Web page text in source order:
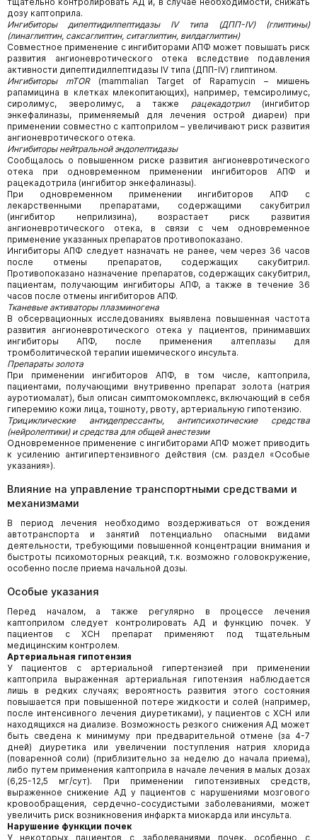
дозу каптоприла.
Ингибиторы дипептидилпептидазы IV типа (ДПП-IV) (глиптины)
(линаглиптин, саксаглиптин, ситаглиптин, вилдаглиптин)
Совместное применение с ингибиторами АПФ может повышать риск
развития ангионевротического отека вследствие подавления
активности дипептидилпептидазы IV типа (ДПП-IV) глиптином.
Ингибиторы mTOR(mammalian Target of Rapamycin – мишень
рапамицина в клетках млекопитающих), например, темсиролимус,
сиролимус, эверолимус, а также рацекадотрил(ингибитор
энкефалиназы, применяемый для лечения острой диареи) при
применении совместно с каптоприлом – увеличивают риск развития
ангионевротического отека.
Ингибиторы нейтральной эндопептидазы
Сообщалось о повышенном риске развития ангионевротического
отека при одновременном применении ингибиторов АПФ и
рацекадотрила (ингибитор энкефалиназы).
При одновременном применении ингибиторов АПФ с
лекарственными препаратами, содержащими сакубитрил
(ингибитор неприлизина), возрастает риск развития
ангионевротического отека, в связи с чем одновременное
применение указанных препаратов противопоказано.
Ингибиторы АПФ следует назначать не ранее, чем через 36 часов
после отмены препаратов, содержащих сакубитрил.
Противопоказано назначение препаратов, содержащих сакубитрил,
пациентам, получающим ингибиторы АПФ, а также в течение 36
часов после отмены ингибиторов АПФ.
Тканевые активаторы плазминогена
В обсервационных исследованиях выявлена повышенная частота
развития ангионевротического отека у пациентов, принимавших
ингибиторы АПФ, после применения алтеплазы для
тромболитической терапии ишемического инсульта.
Препараты золота
При применении ингибиторов АПФ, в том числе, каптоприла,
пациентами, получающими внутривенно препарат золота (натрия
ауротиомалат), был описан симптомокомплекс, включающий в себя
гиперемию кожи лица, тошноту, рвоту, артериальную гипотензию.
Трициклические антидепрессанты, антипсихотические средства
(нейролептики) и средства для общей анестезии
Одновременное применение с ингибиторами АПФ может приводить
к усилению антигипертензивного действия (см. раздел «Особые
указания»).
Влияние на управление транспортными средствами и
механизмами
В период лечения необходимо воздерживаться от вождения
автотранспорта и занятий потенциально опасными видами
деятельности, требующими повышенной концентрации внимания и
быстроты психомоторных реакций, т.к. возможно головокружение,
особенно после приема начальной дозы.
Особые указания
Перед началом, а также регулярно в процессе лечения
каптоприлом следует контролировать АД и функцию почек. У
пациентов с ХСН препарат применяют под тщательным
медицинским контролем.
Артериальная гипотензия
У пациентов с артериальной гипертензией при применении
каптоприла выраженная артериальная гипотензия наблюдается
лишь в редких случаях; вероятность развития этого состояния
повышается при повышенной потере жидкости и солей (например,
после интенсивного лечения диуретиками), у пациентов с ХСН или
находящихся на диализе. Возможность резкого снижения АД может
быть сведена к минимуму при предварительной отмене (за 4-7
дней) диуретика или увеличении поступления натрия хлорида
(поваренной соли) (приблизительно за неделю до начала приема),
либо путем применения каптоприла в начале лечения в малых дозах
(6,25-12,5 мг/сут). При применении гипотензивных средств,
выраженное снижение АД у пациентов с нарушениями мозгового
кровообращения, сердечно-сосудистыми заболеваниями, может
увеличить риск возникновения инфаркта миокарда или инсульта.
Нарушение функции почек
У некоторых пациентов с заболеваниями почек, особенно с